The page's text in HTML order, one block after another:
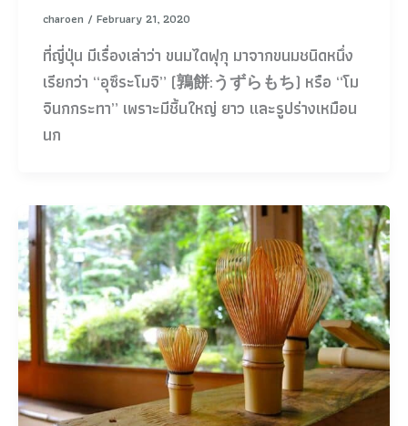
charoen / February 21, 2020
ที่ญี่ปุ่น มีเรื่องเล่าว่า ขนมไดฟุกุ มาจากขนมชนิดหนึ่ง
เรียกว่า “อุซึระโมจิ” (鶉餅:うずらもち) หรือ “โม
จินกกระทา” เพราะมีชิ้นใหญ่ ยาว และรูปร่างเหมือน
นก